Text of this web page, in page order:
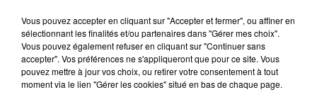
Vous pouvez accepter en cliquant sur "Accepter et fermer", ou affiner en
sélectionnant les finalités et/ou partenaires dans "Gérer mes choix".
Vous pouvez également refuser en cliquant sur "Continuer sans
accepter". Vos préférences ne s'appliqueront que pour ce site. Vous
pouvez mettre à jour vos choix, ou retirer votre consentement à tout
moment via le lien "Gérer les cookies" situé en bas de chaque page.